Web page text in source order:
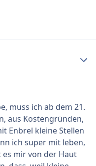
muss ich ab dem 21.
aus Kostengründen,
Enbrel kleine Stellen
ich super mit leben,
es mir von der Haut